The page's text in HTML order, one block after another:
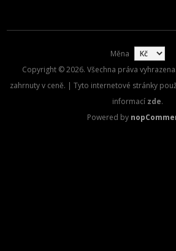
Měna
Copyright © 2026. Všechna práva
zahrnuty v ceně. | Tyto internetové stránky
informací zde.
Powered by